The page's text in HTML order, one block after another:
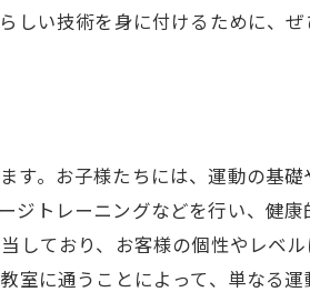
い技術を身に付けるために、ぜ
す。お子様たちには、運動の基
トレーニングなどを行い、健
しており、お客様の個性やレベ
室に通うことによって、単なる